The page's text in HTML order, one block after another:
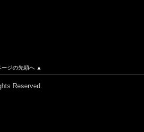
ージの先頭へ ▲
Reserved.